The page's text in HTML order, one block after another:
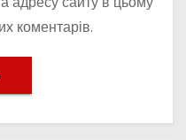
коментарів.